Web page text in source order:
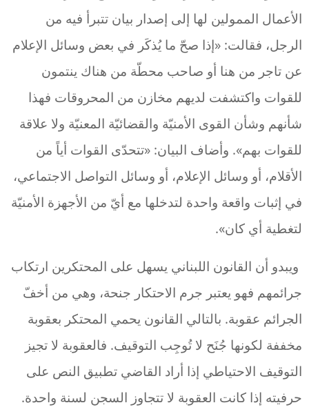
الأعمال الممولين لها إلى إصدار بيان تتبرأ فيه من
الرجل، فقالت: «إذا صحّ ما يُذكَر في بعض وسائل الإعلام
عن تاجر من هنا أو صاحب محطّة من هناك ينتمون
للقوات واكتشفت لديهم مخازن من المحروقات فهذا
شأنهم وشأن القوى الأمنيّة والقضائيّة المعنيّة ولا علاقة
للقوات بهم». وأضاف البيان: «تتحدّى القوات أياً من
الأقلام، أو وسائل الإعلام، أو وسائل التواصل الاجتماعي،
في إثبات واقعة واحدة لتدخلها مع أيّ من الأجهزة الأمنيّة
لتغطية أي كان».
ويبدو أن القانون اللبناني يسهل على المحتكرين ارتكاب
جرائمهم فهو يعتبر جرم الاحتكار جنحة، وهي من أخفّ
الجرائم عقوبة. بالتالي القانون يحمي المحتكر بعقوبة
مخففة لكونها جُنَح لا تُوجِب التوقيف. فالعقوبة لا تجيز
التوقيف الاحتياطي إذا أراد القاضي تطبيق النص على
حرفيته إذا كانت العقوبة لا تتجاوز السجن لسنة واحدة.